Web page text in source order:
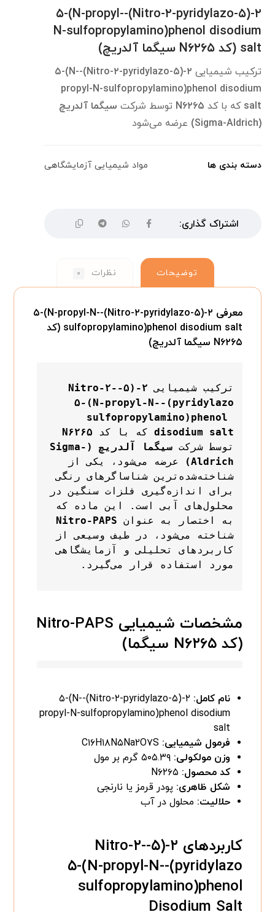
۲-(۵-Nitro-۲-pyridylazo)-۵-(N-propyl-
N-sulfopropylamino)phenol disodium
salt (کد N۶۲۶۵ سیگما آلدریچ)
ترکیب شیمیایی
۲-(۵-Nitro-۲-pyridylazo)-۵-(N-
propyl-N-sulfopropylamino)phenol disodium
salt که با کد N۶۲۶۵ توسط شرکت سیگما آلدریچ
(Sigma-Aldrich)
عرضه می‌شود
دسته بندی ها مواد شیمیایی آزمایشگاهی
توضیحات نظرات ۰
معرفی ۲-(۵-Nitro-۲-pyridylazo)-۵-(N-propyl-N-
sulfopropylamino)phenol disodium salt (کد
N۶۲۶۵ سیگما آلدریچ)
ترکیب شیمیایی
۲-(۵-Nitro-۲-
pyridylazo)-۵-(N-propyl-N-
sulfopropylamino)phenol
disodium salt که با کد N۶۲۶۵
توسط شرکت
سیگما آلدریچ (Sigma-
Aldrich)
شناخته‌شده‌ترین شناساگرهای رنگی
به اختصار به عنوان Nitro-PAPS
کاربردهای تحلیلی و آزمایشگاهی
مشخصات شیمیایی Nitro-PAPS
(کد N۶۲۶۵ سیگما)
نام کامل:
۲-(۵-Nitro-۲-pyridylazo)-۵-(N-
propyl-N-sulfopropylamino)phenol disodium
salt
فرمول شیمیایی:
وزن مولکولی: ۵۰۵.۳۹ گرم بر مول
کد محصول:
شکل ظاهری: پودر قرمز یا نارنجی
حلالیت: محلول در آب
کاربردهای ۲-(۵-Nitro-۲-
pyridylazo)-۵-(N-propyl-N-
sulfopropylamino)phenol
Disodium Salt